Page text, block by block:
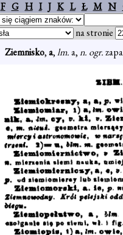
F G H I J K L Ł M N
na stronie
Ziemnisko,a,lm.a,n. ogr.